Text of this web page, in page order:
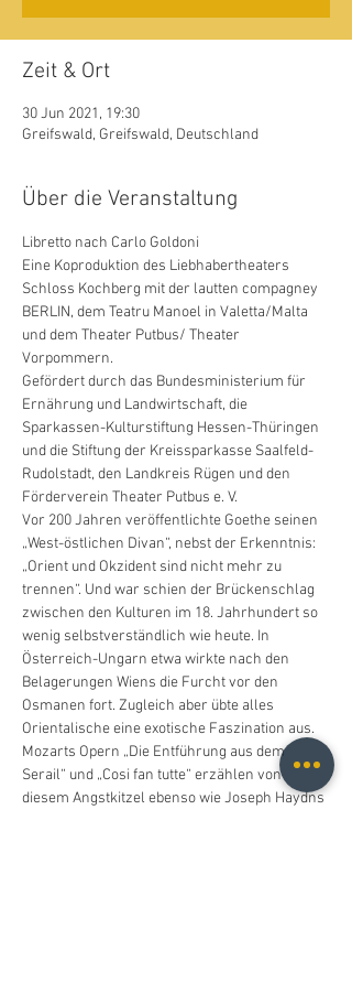
Zeit & Ort
30 Jun 2021, 19:30
Greifswald, Greifswald, Deutschland
Über die Veranstaltung
Libretto nach Carlo Goldoni
Eine Koproduktion des Liebhabertheaters
Schloss Kochberg mit der lautten compagney
BERLIN, dem Teatru Manoel in Valetta/Malta
und dem Theater Putbus/ Theater
Vorpommern.
Gefördert durch das Bundesministerium für
Ernährung und Landwirtschaft, die
Sparkassen-Kulturstiftung Hessen-Thüringen
und die Stiftung der Kreissparkasse Saalfeld-
Rudolstadt, den Landkreis Rügen und den
Förderverein Theater Putbus e. V.
Vor 200 Jahren veröffentlichte Goethe seinen
„West-östlichen Divan“, nebst der Erkenntnis:
„Orient und Okzident sind nicht mehr zu
trennen“. Und war schien der Brückenschlag
zwischen den Kulturen im 18. Jahrhundert so
wenig selbstverständlich wie heute. In
Österreich-Ungarn etwa wirkte nach den
Belagerungen Wiens die Furcht vor den
Osmanen fort. Zugleich aber übte alles
Orientalische eine exotische Faszination aus.
Mozarts Opern „Die Entführung aus dem
Serail“ und „Cosi fan tutte“ erzählen von
diesem Angstkitzel ebenso wie Joseph Haydns